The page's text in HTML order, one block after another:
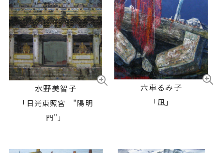
水野美智子
「日光東照宮 "陽明
門"」
六車るみ子
「凪」